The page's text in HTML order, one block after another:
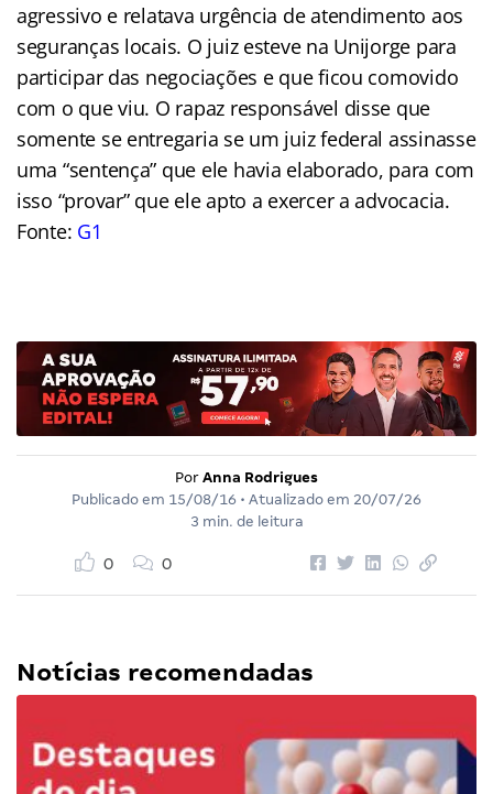
agressivo e relatava urgência de atendimento aos
seguranças locais. O juiz esteve na Unijorge para
participar das negociações e que ficou comovido
com o que viu. O rapaz responsável disse que
somente se entregaria se um juiz federal assinasse
uma “sentença” que ele havia elaborado, para com
isso “provar” que ele apto a exercer a advocacia.
Fonte: G1
Por Anna Rodrigues
Publicado em 15/08/16 • Atualizado em 20/07/26
3 min. de leitura
0 0
Notícias recomendadas